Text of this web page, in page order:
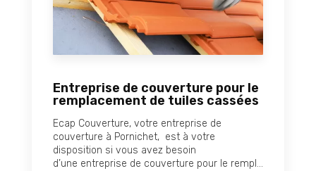
Entreprise de couverture pour le
remplacement de tuiles cassées
Ecap Couverture, votre entreprise de
couverture à Pornichet, est à votre
disposition si vous avez besoin
d’une entreprise de couverture pour le rempl...